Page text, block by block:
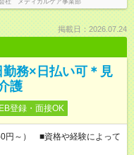
社 メディカルケア事業部
掲載日：2026.07.24
務×日払い可＊見
護
登録・面接OK
円～） ■資格や経験によって